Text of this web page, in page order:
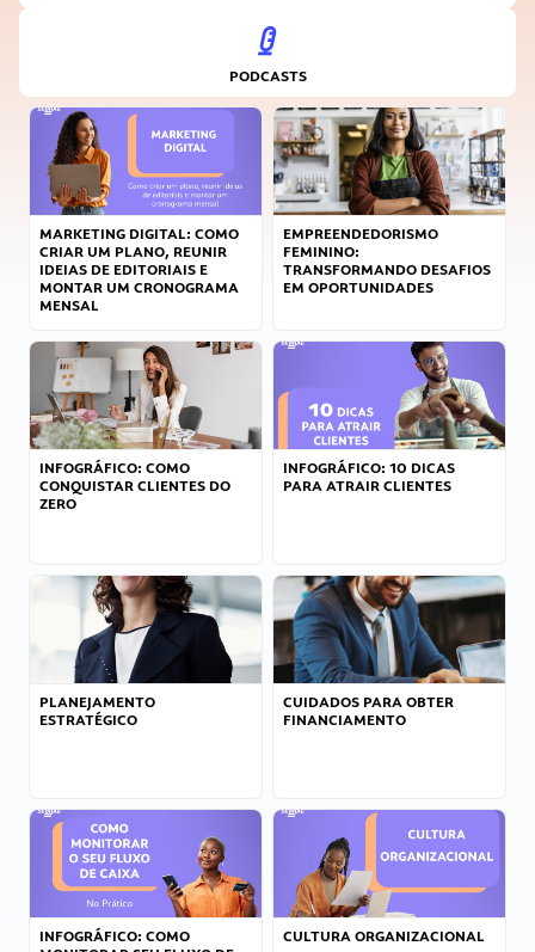
PODCASTS
MARKETING DIGITAL: COMO
CRIAR UM PLANO, REUNIR
IDEIAS DE EDITORIAIS E
MONTAR UM CRONOGRAMA
MENSAL
EMPREENDEDORISMO
FEMININO:
TRANSFORMANDO DESAFIOS
EM OPORTUNIDADES
INFOGRÁFICO: COMO
CONQUISTAR CLIENTES DO
ZERO
INFOGRÁFICO: 10 DICAS
PARA ATRAIR CLIENTES
PLANEJAMENTO
ESTRATÉGICO
CUIDADOS PARA OBTER
FINANCIAMENTO
INFOGRÁFICO: COMO
CULTURA ORGANIZACIONAL